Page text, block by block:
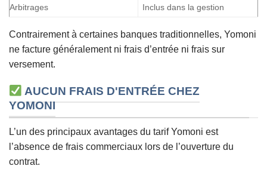
Arbitrages Inclus dans la gestion
Contrairement à certaines banques traditionnelles, Yomoni
ne facture généralement ni frais d’entrée ni frais sur
versement.
AUCUN FRAIS D'ENTRÉE CHEZ
YOMONI
L’un des principaux avantages du tarif Yomoni est
l’absence de frais commerciaux lors de l’ouverture du
contrat.